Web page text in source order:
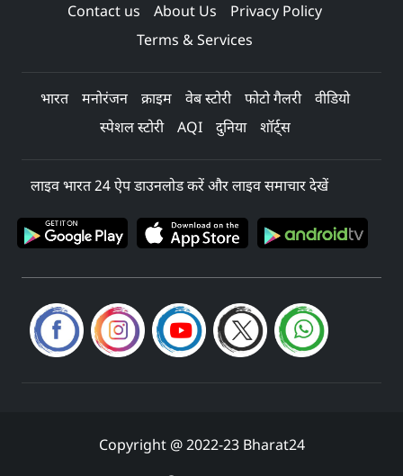
Contact us About Us
Privacy Policy
Terms & Services
भारत मनोरंजन क्राइम वेब स्टोरी फोटो गैलरी
वीडियो
स्पेशल स्टोरी
AQI दुनिया शॉर्ट्स
लाइव भारत 24 ऐप डाउनलोड करें और लाइव समाचार देखें
Copyright @ 2022-23 Bharat24